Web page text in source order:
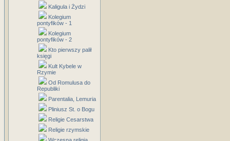
Kaligula i Żydzi
Kolegium
pontyfików - 1
Kolegium
pontyfików - 2
Kto pierwszy palił
księgi
Kult Kybele w
Rzymie
Od Romulusa do
Republiki
Parentalia, Lemuria
Pliniusz St. o Bogu
Religie Cesarstwa
Religie rzymskie